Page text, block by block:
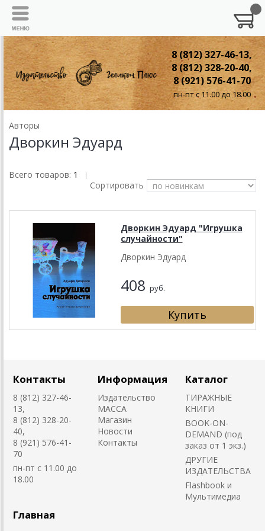
8 (812) 327-46-13,
8 (812) 328-20-40,
8 (921) 576-41-70
пн-пт с 11.00 до 18.00
Авторы
Дворкин Эдуард
Всего товаров: 1 |
Сортировать
Дворкин Эдуард "Игрушка
случайности"
Дворкин Эдуард
408 руб.
Контакты
8 (812) 327-46-
13,
8 (812) 328-20-
40,
8 (921) 576-41-
70
пн-пт с 11.00 до
18.00
Информация
Издательство
MACCA
Магазин
Новости
Контакты
Каталог
ТИРАЖНЫЕ
КНИГИ
BOOK-ON-
DEMAND (под
заказ от 1 экз.)
ДРУГИЕ
ИЗДАТЕЛЬСТВА
Flashbook и
Мультимедиа
Главная